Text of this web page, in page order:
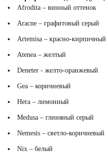
Afrodita – винный оттенок
Aracne – графитовый серый
Artemisa – красно-кирпичный
Atenea – желтый
Deneter - желто-оранжевый
Gea – коричневый
Hera – лимонный
Medusa – глиняный серый
Nemesis – светло-коричневый
Nix – белый